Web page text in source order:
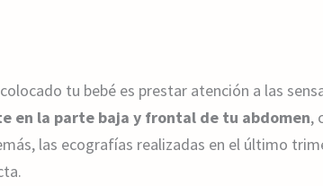
tu bebé es prestar atención a las
en la parte baja y frontal de tu abdomen,
las ecografías realizadas en el último